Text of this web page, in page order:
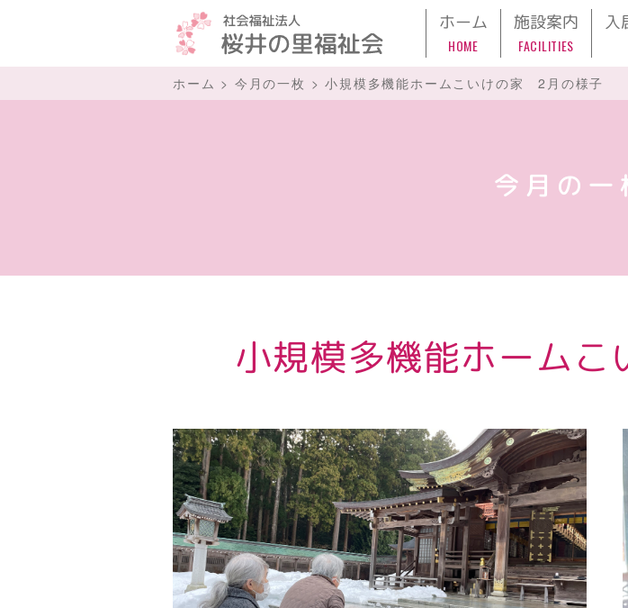
ホーム
HOME
施設案内
FACILITIES
入
ホーム > 今月の一枚 >小規模多機能ホームこいけの家 2月の様子
今月の一
小規模多機能ホーム